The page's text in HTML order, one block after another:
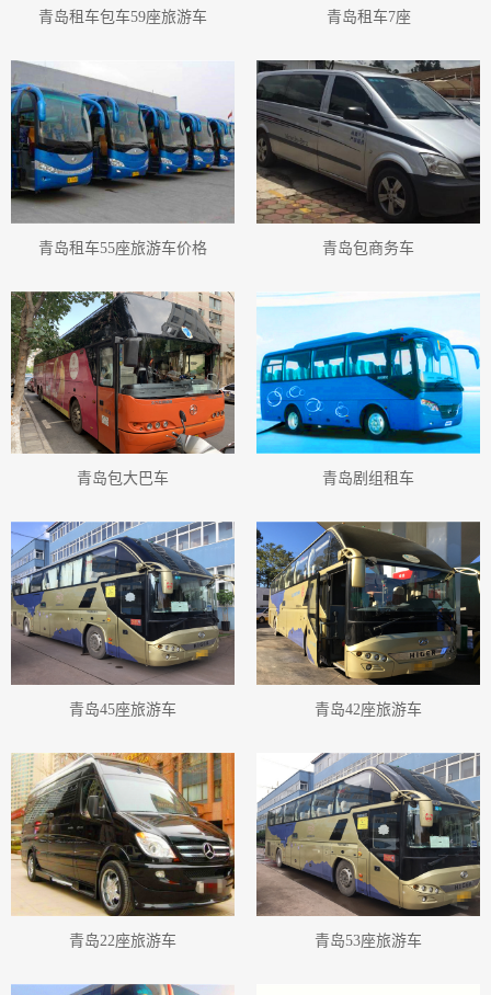
青岛旅游巴士出租
青岛旅游用车巴士
青岛旅游巴士车车队
青岛旅游用车小车
青岛旅游小车出租
青岛旅游小车
青岛旅游小车小车
青岛旅游小车租赁
青岛旅游小车车队
青岛包车旅游
青岛小车包车公司
青岛旅游包车小车
青岛包车旅游小车
青岛机场接送小车
青岛高铁接送小车
青岛站租车小车
青岛租商务车 青岛会议用车
青岛租旅游车
青岛租车
青岛汽车租赁 青岛租车行 青岛租车旅游
青岛租车包车59座旅游车 青岛租车7座
青岛租车55座旅游车价格 青岛包商务车
青岛包大巴车 青岛剧组租车
青岛45座旅游车 青岛42座旅游车
青岛22座旅游车 青岛53座旅游车